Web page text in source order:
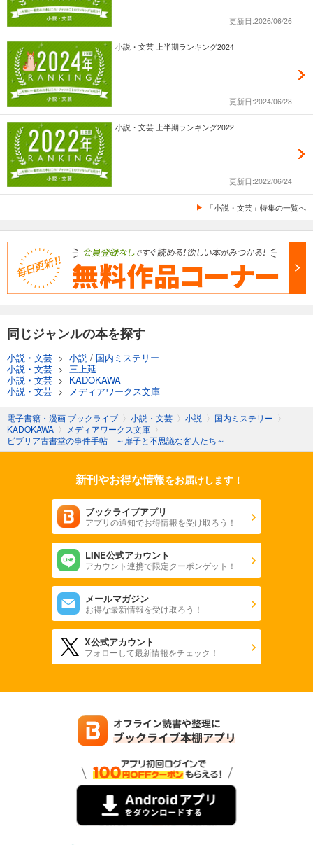
更新日:2026/06/26
小説・文芸 上半期ランキング2024
更新日:2024/06/28
小説・文芸 上半期ランキング2022
更新日:2022/06/24
「小説・文芸」特集の一覧へ
同じジャンルの本を探す
小説・文芸 > 小説 / 国内ミステリー
小説・文芸 > 三上延
小説・文芸 > KADOKAWA
小説・文芸 > メディアワークス文庫
電子書籍・漫画 ブックライブ 〉 小説・文芸 〉 小説 〉 国内ミステリー 〉
KADOKAWA 〉 メディアワークス文庫 〉
ビブリア古書堂の事件手帖 ～扉子と不思議な客人たち～
新刊やお得な情報をお届けします！
ブックライブアプリ
アプリの通知でお得情報を受け取ろう！
LINE公式アカウント
アカウント連携で限定クーポンゲット！
メールマガジン
お得な最新情報を受け取ろう！
X公式アカウント
フォローして最新情報をチェック！